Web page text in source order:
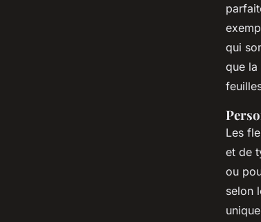
qui
que la
Les
et de
ou
selon